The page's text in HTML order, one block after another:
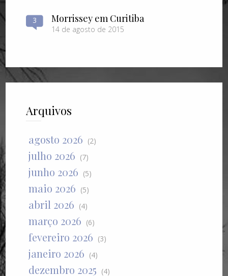
3 Morrissey em Curitiba
14 de agosto de 2015
Arquivos
agosto 2026 (2)
julho 2026 (7)
junho 2026 (5)
maio 2026 (5)
abril 2026 (4)
março 2026 (6)
fevereiro 2026 (3)
janeiro 2026 (4)
dezembro 2025 (4)